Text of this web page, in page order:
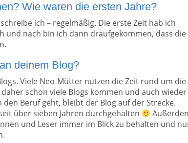
Wie waren die ersten Jahre?
ich – regelmäßig. Die erste Zeit hab ich
und nach bin ich dann draufgekommen, dass die
deinem Blog?
Viele Neo-Mütter nutzen die Zeit rund um die
schon viele Blogs kommen und auch wieder
Beruf geht, bleibt der Blog auf der Strecke.
über sieben Jahren durchgehalten
und Leser immer im Blick zu behalten und